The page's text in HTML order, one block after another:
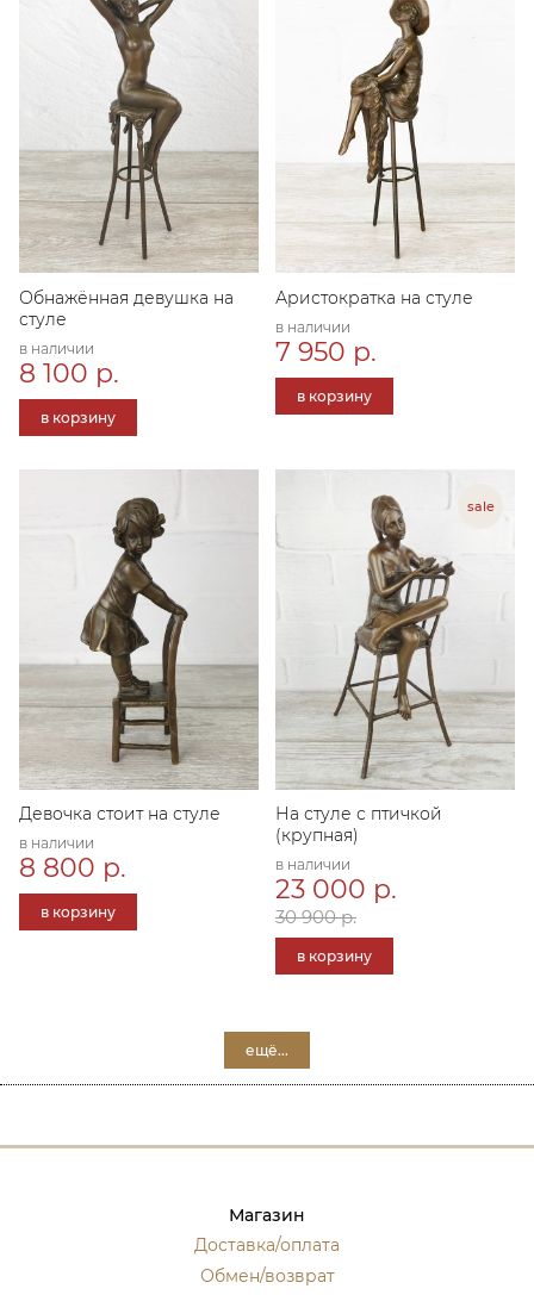
Обнажённая девушка на
стуле
в наличии
8 100 р.
в корзину
Аристократка на стуле
в наличии
7 950 р.
в корзину
Девочка стоит на стуле
в наличии
8 800 р.
в корзину
На стуле с птичкой
(крупная)
в наличии
23 000 р.
30 900 р.
в корзину
ещё...
Магазин
Доставка/оплата
Обмен/возврат